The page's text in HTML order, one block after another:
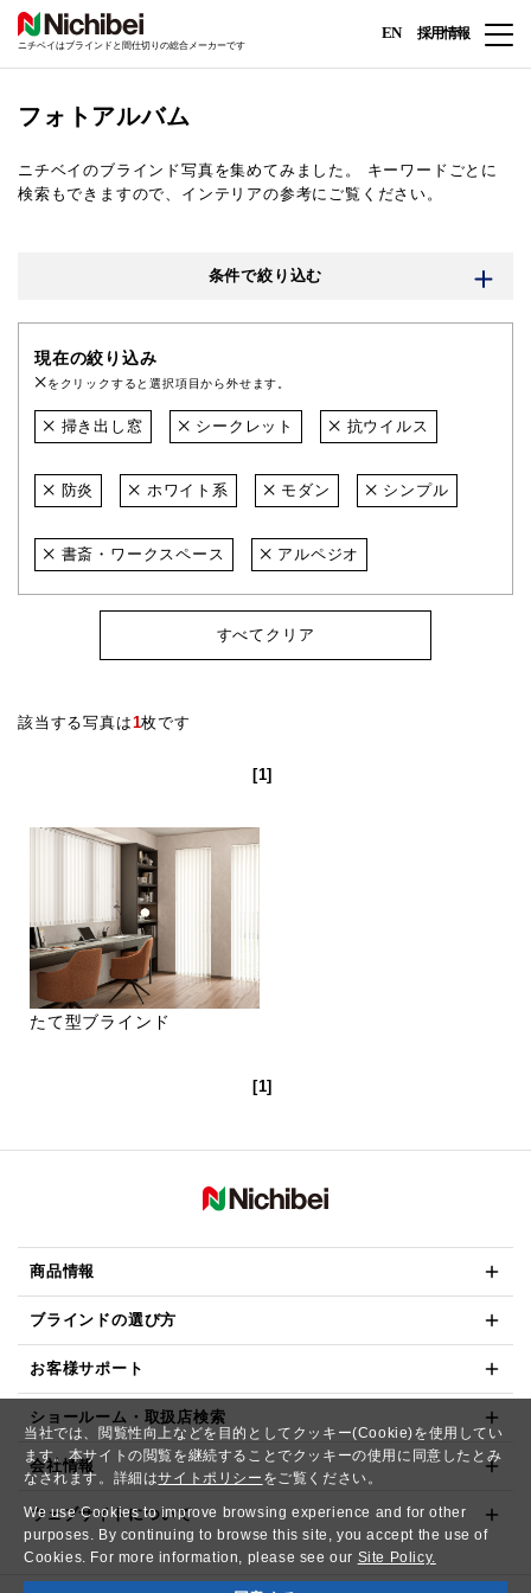
当社では、閲覧性向上などを目的としてクッキー(Cookie)を使用してい
ます。本サイトの閲覧を継続することでクッキーの使用に同意したとみ
なされます。詳細はサイトポリシー をご覧ください。
We use Cookies to improve browsing experience and for other
purposes. By continuing to browse this site, you accept the use of
Cookies. For more information, please see our Site Policy.
ニチベイはブラインドと間仕切りの総合メーカーです
EN 採用情報
フォトアルバム
ニチベイのブラインド写真を集めてみました。
キーワードごとに
検索もできますので、インテリアの参考にご覧ください。
条件で絞り込む
現在の絞り込み
をクリックすると選択項目から外せます。
掃き出し窓 シークレット 抗ウイルス
防炎 ホワイト系 モダン シンプル
書斎・ワークスペース アルペジオ
すべてクリア
該当する写真は1枚です
[1]
たて型ブラインド
[1]
商品情報
ブラインドの選び方
お客様サポート
ショールーム・取扱店検索
会社情報
ウェブサイトについて